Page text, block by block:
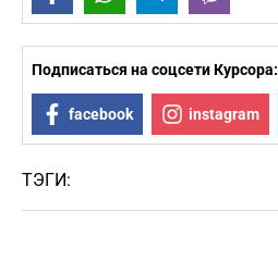
Подписаться на соцсети Курсора:
facebook instagram
ТЭГИ: